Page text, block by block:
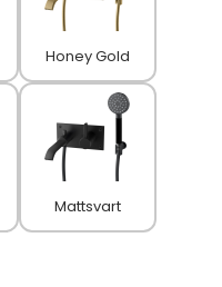
Honey Gold
Mattsvart